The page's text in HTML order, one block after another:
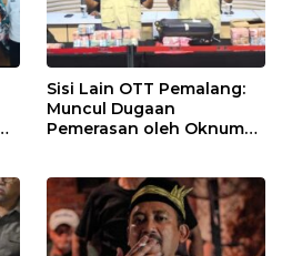
Sisi Lain OTT Pemalang:
Muncul Dugaan
Pemerasan oleh Oknum